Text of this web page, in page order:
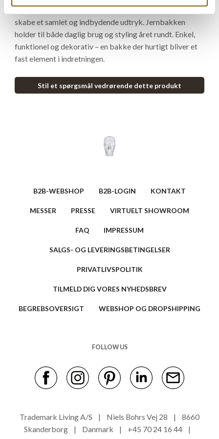
den i køkkenet, på spisebordet eller i butikken for at
skabe et samlet og indbydende udtryk. Jernbakken
holder til både daglig brug og styling året rundt. Enkel,
funktionel og dekorativ – en bakke der hurtigt bliver et
fast element i indretningen.
Stil et spørgsmål vedrørende dette produkt
B2B-WEBSHOP B2B-LOGIN KONTAKT
MESSER PRESSE VIRTUELT SHOWROOM
FAQ IMPRESSUM
SALGS- OG LEVERINGSBETINGELSER
PRIVATLIVSPOLITIK
TILMELD DIG VORES NYHEDSBREV
BEGREBSOVERSIGT WEBSHOP OG DROPSHIPPING
FOLLOW US
Trademark Living A/S | Niels Bohrs Vej 28 | 8660
Skanderborg | Danmark | +45 70 24 16 44 |